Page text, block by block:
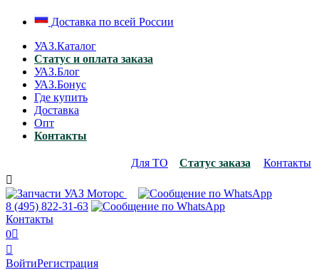
Доставка по всей России
УАЗ.Каталог
Статус и оплата заказа
УАЗ.Блог
УАЗ.Бонус
Где купить
Доставка
Опт
Контакты
Для ТО Статус заказа
Контакты

8 (495) 822-31-63
Контакты
0

ВойтиРегистрация